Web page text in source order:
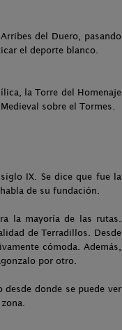
del Duero, pasando
el deporte blanco.
la Torre del Homenaje
sobre el Tormes.
IX. Se dice que fue la
de su fundación.
la mayoría de las rutas.
de Terradillos. Desde
cómoda. Además,
por otro.
donde se puede ver